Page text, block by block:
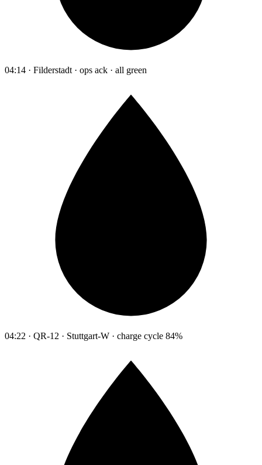
04:14 · Filderstadt · ops ack · all green
04:22 · QR-12 · Stuttgart-W · charge cycle 84%